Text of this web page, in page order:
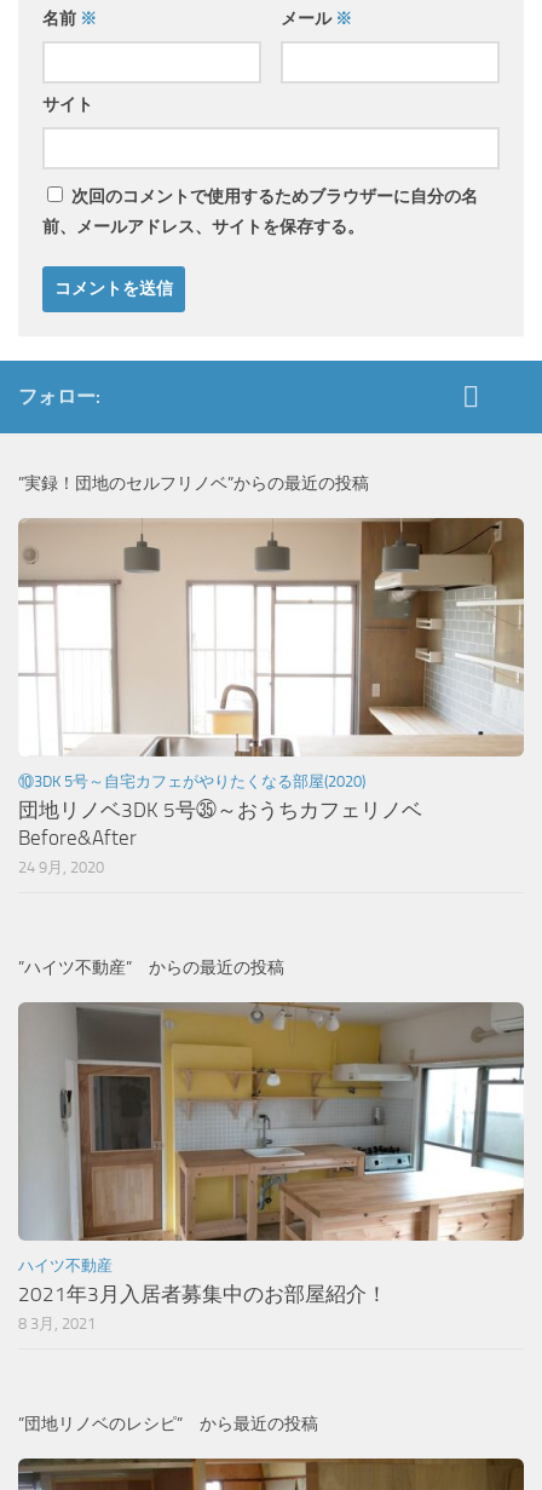
名前 ※ メール ※
サイト
次回のコメントで使用するためブラウザーに自分の名
前、メールアドレス、サイトを保存する。
フォロー:
”実録！団地のセルフリノベ”からの最近の投稿
⑩3DK 5号～自宅カフェがやりたくなる部屋(2020)
団地リノベ3DK 5号㉟～おうちカフェリノベ
Before&After
24 9月, 2020
”ハイツ不動産” からの最近の投稿
ハイツ不動産
2021年3月入居者募集中のお部屋紹介！
8 3月, 2021
”団地リノベのレシピ” から最近の投稿